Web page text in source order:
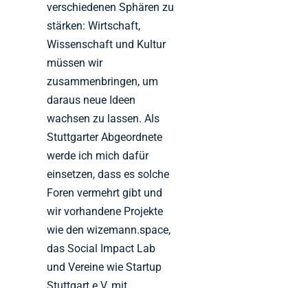
verschiedenen Sphären zu
stärken: Wirtschaft,
Wissenschaft und Kultur
müssen wir
zusammenbringen, um
daraus neue Ideen
wachsen zu lassen. Als
Stuttgarter Abgeordnete
werde ich mich dafür
einsetzen, dass es solche
Foren vermehrt gibt und
wir vorhandene Projekte
wie den wizemann.space,
das Social Impact Lab
und Vereine wie Startup